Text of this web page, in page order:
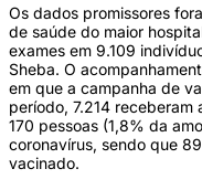
Os dados promissores
de saúde do maior
exames em 9.109
Sheba. O
em que a campanha de
período, 7.214 receberam
170 pessoas (1,8% da
coronavírus, sendo que
vacinado.